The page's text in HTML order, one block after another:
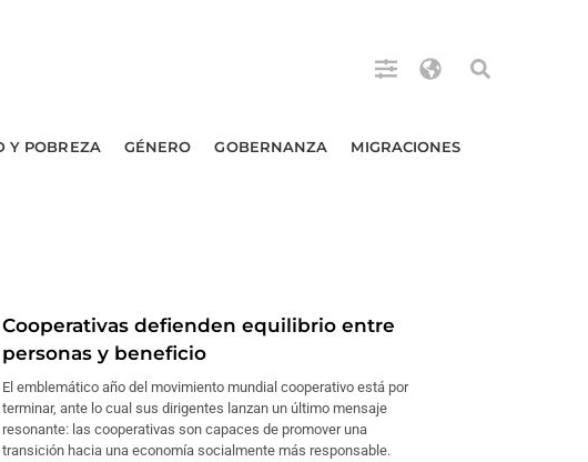
Y POBREZA GÉNERO GOBERNANZA MIGRACIONES
Cooperativas defienden equilibrio entre
personas y beneficio
El emblemático año del movimiento mundial cooperativo está por
terminar, ante lo cual sus dirigentes lanzan un último mensaje
resonante: las cooperativas son capaces de promover una
transición hacia una economía socialmente más responsable.